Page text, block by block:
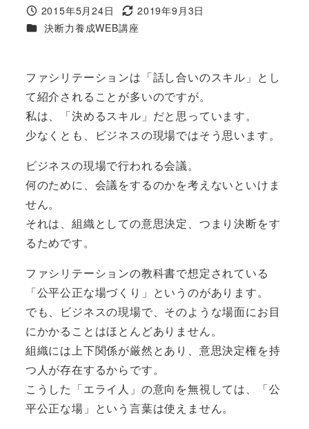
2015年5月24日
2019年9月3日
決断力養成WEB講座
ファシリテーションは「話し合いのスキル」とし
て紹介されることが多いのですが。
私は、「決めるスキル」だと思っています。
少なくとも、ビジネスの現場ではそう思います。
ビジネスの現場で行われる会議。
何のために、会議をするのかを考えないといけま
せん。
それは、組織としての意思決定、つまり決断をす
るためです。
ファシリテーションの教科書で想定されている
「公平公正な場づくり」というのがあります。
でも、ビジネスの現場で、そのような場面にお目
にかかることはほとんどありません。
組織には上下関係が厳然とあり、意思決定権を持
つ人が存在するからです。
こうした「エライ人」の意向を無視しては、「公
平公正な場」という言葉は使えません。